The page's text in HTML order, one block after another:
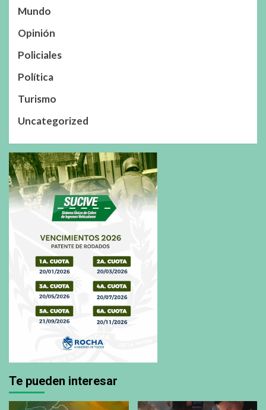
Mundo
Opinión
Policiales
Política
Turismo
Uncategorized
Te pueden interesar